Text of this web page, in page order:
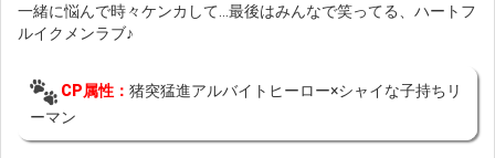
一緒に悩んで時々ケンカして…最後はみんなで笑ってる、ハートフ
ルイクメンラブ♪
CP属性： 猪突猛進アルバイトヒーロー×シャイな子持ちリ
ーマン